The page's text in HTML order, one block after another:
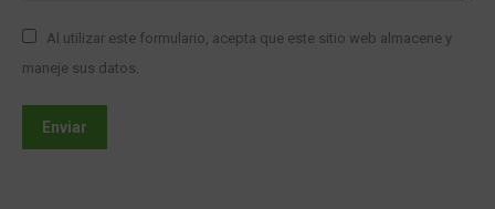
Al utilizar este formulario, acepta que este sitio web almacene y
maneje sus datos.
Enviar